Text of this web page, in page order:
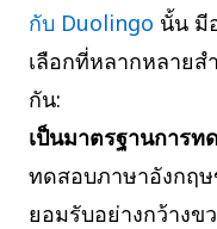
กับ Duolingo นั้น มี
เลือกที่หลากหลาย
กัน:
เป็นมาตรฐานการ
ทดสอบภาษาอังกฤ
ยอมรับอย่างกว้างข